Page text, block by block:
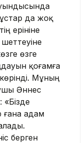
да жоқ
ерініне
өзге
қоғамға
Мұның
Әннес
ғана адам
берген